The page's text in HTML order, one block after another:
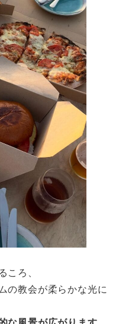
ころ、
の教会が柔らかな光に